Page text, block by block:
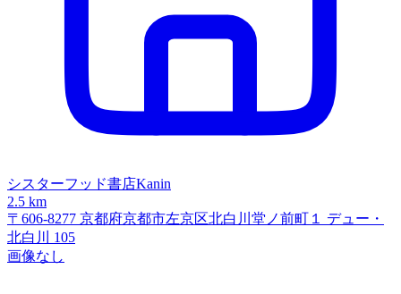
シスターフッド書店Kanin
2.5 km
〒606-8277 京都府京都市左京区北白川堂ノ前町１ デュー・
北白川 105
画像なし